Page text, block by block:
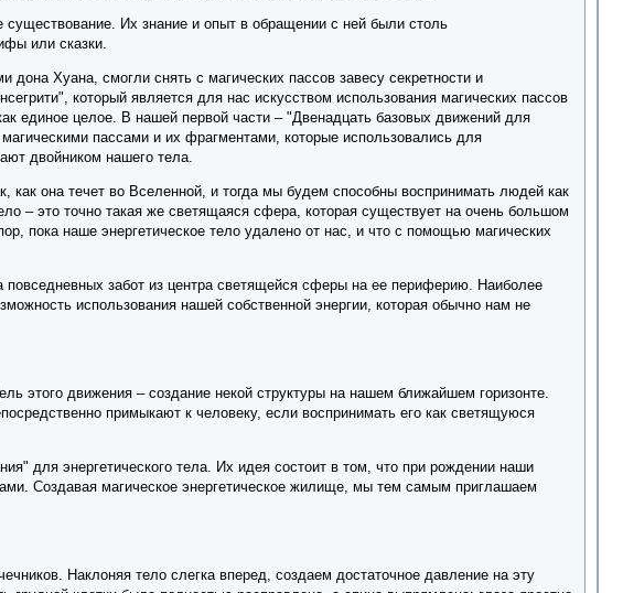
существование. Их знание и опыт в обращении с ней были столь
или сказки.
Хуана, смогли снять с магических пассов завесу секретности и
который является для нас искусством использования магических пассов
единое целое. В нашей первой части – "Двенадцать базовых движений для
пассами и их фрагментами, которые использовались для
двойником нашего тела.
она течет во Вселенной, и тогда мы будем способны воспринимать людей как
– это точно такая же светящаяся сфера, которая существует на очень большом
пока наше энергетическое тело удалено от нас, и что с помощью магических
забот из центра светящейся сферы на ее периферию. Наиболее
использования нашей собственной энергии, которая обычно нам не
этого движения – создание некой структуры на нашем ближайшем горизонте.
примыкают к человеку, если воспринимать его как светящуюся
для энергетического тела. Их идея состоит в том, что при рождении наши
Создавая магическое энергетическое жилище, мы тем самым приглашаем
Наклоняя тело слегка вперед, создаем достаточное давление на эту